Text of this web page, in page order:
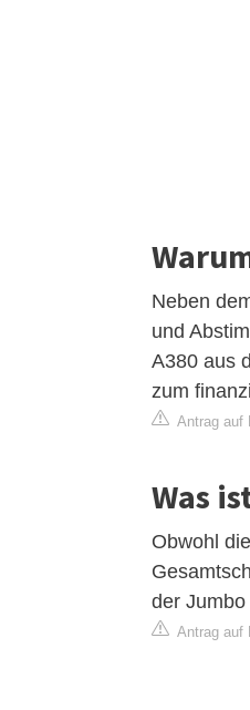
Neben
und
A380 aus
zum
Antrag auf
Was
Obwohl
der
Antrag auf